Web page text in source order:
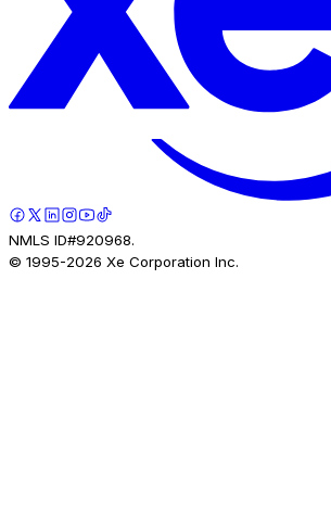
NMLS ID#920968.
© 1995-2026 Xe Corporation Inc.